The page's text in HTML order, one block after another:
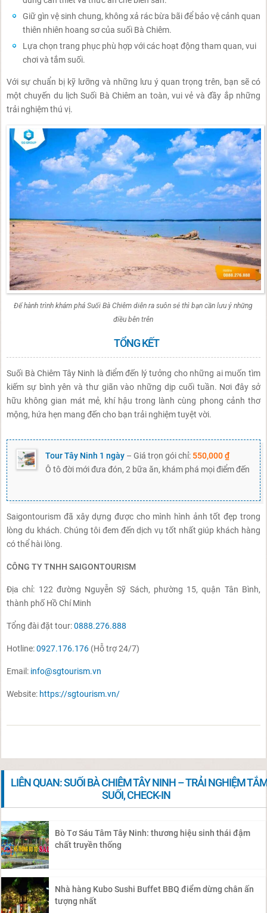
Giữ gìn vệ sinh chung, không xả rác bừa bãi để bảo vệ cảnh quan
thiên nhiên hoang sơ của suối Bà Chiêm.
Lựa chọn trang phục phù hợp với các hoạt động tham quan, vui
chơi và tắm suối.
Với sự chuẩn bị kỹ lưỡng và những lưu ý quan trọng trên, bạn sẽ có
một chuyến du lịch Suối Bà Chiêm an toàn, vui vẻ và đầy ắp những
trải nghiệm thú vị.
Để hành trình khám phá Suối Bà Chiêm diễn ra suôn sẻ thì bạn cần lưu ý những
điều bên trên
TỔNG KẾT
Suối Bà Chiêm Tây Ninh là điểm đến lý tưởng cho những ai muốn tìm
kiếm sự bình yên và thư giãn vào những dịp cuối tuần. Nơi đây sở
hữu không gian mát mẻ, khí hậu trong lành cùng phong cảnh thơ
mộng, hứa hẹn mang đến cho bạn trải nghiệm tuyệt vời.
Tour Tây Ninh 1 ngày– Giá trọn gói chỉ: 550,000 ₫
Ô tô đời mới đưa đón, 2 bữa ăn, khám phá mọi điểm đến
Saigontourism đã xây dựng được cho mình hình ảnh tốt đẹp trong
lòng du khách. Chúng tôi đem đến dịch vụ tốt nhất giúp khách hàng
có thể hài lòng.
CÔNG TY TNHH SAIGONTOURISM
Địa chỉ: 122 đường Nguyễn Sỹ Sách, phường 15, quận Tân Bình,
thành phố Hồ Chí Minh
Tổng đài đặt tour:0888.276.888
Hotline:0927.176.176 (Hỗ trợ 24/7)
Email: info@sgtourism.vn
Website: https://sgtourism.vn/
LIÊN QUAN: SUỐI BÀ CHIÊM TÂY NINH – TRẢI NGHIỆM
SUỐI, CHECK-IN
Bò Tơ Sáu Tâm Tây Ninh: thương hiệu sinh thái đậm
chất truyền thống
Nhà hàng Kubo Sushi Buffet BBQ điểm dừng chân ấn
tượng nhất